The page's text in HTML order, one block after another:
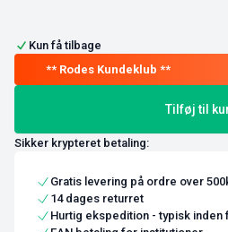
Kun få tilbage
Tilføj til
Sikker krypteret betaling:
Gratis levering på ordre over
14 dages returret
Hurtig ekspedition - typisk inden